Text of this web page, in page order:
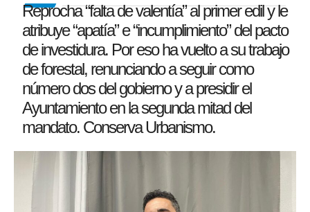
Reprocha “falta de valentía” al primer edil y le
atribuye “apatía” e “incumplimiento” del pacto
de investidura. Por eso ha vuelto a su trabajo
de forestal, renunciando a seguir como
número dos del gobierno y a presidir el
Ayuntamiento en la segunda mitad del
mandato. Conserva Urbanismo.